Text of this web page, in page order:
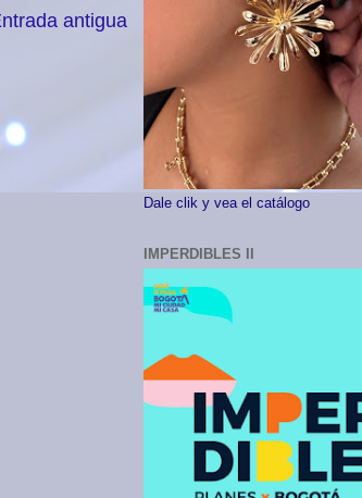
antigua
Dale clik y vea el catálogo
IMPERDIBLES II